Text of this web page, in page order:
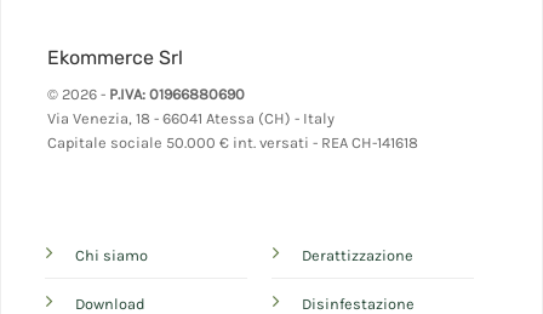
Ekommerce Srl
© 2026 - P.IVA: 01966880690
Via Venezia, 18 - 66041 Atessa (CH) - Italy
Capitale sociale 50.000 € int. versati - REA CH-141618
Chi siamo
Download
Derattizzazione
Disinfestazione